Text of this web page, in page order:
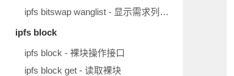
ipfs bitswap wanglist - 显示需求列表中的块
ipfs block
ipfs block - 裸块操作接口
ipfs block get - 读取裸块